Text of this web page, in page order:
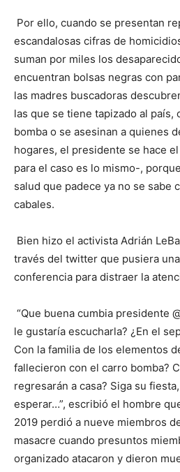
Por ello, cuando se presentan
escandalosas cifras de
suman por miles los
encuentran bolsas negras con
las madres buscadoras
las que se tiene tapizado al país,
bomba o se asesinan a quienes
hogares, el presidente se hace
para el caso es lo mismo-,
salud que padece ya no se sabe
cabales.
Bien hizo el activista Adrián
través del twitter que pusiera
conferencia para distraer la
“Que buena cumbia presidente
le gustaría escucharla? ¿En el
Con la familia de los elementos
fallecieron con el carro bomba?
regresarán a casa? Siga su
esperar…”, escribió el hombre
2019 perdió a nueve miembros
masacre cuando presuntos
organizado atacaron y dieron